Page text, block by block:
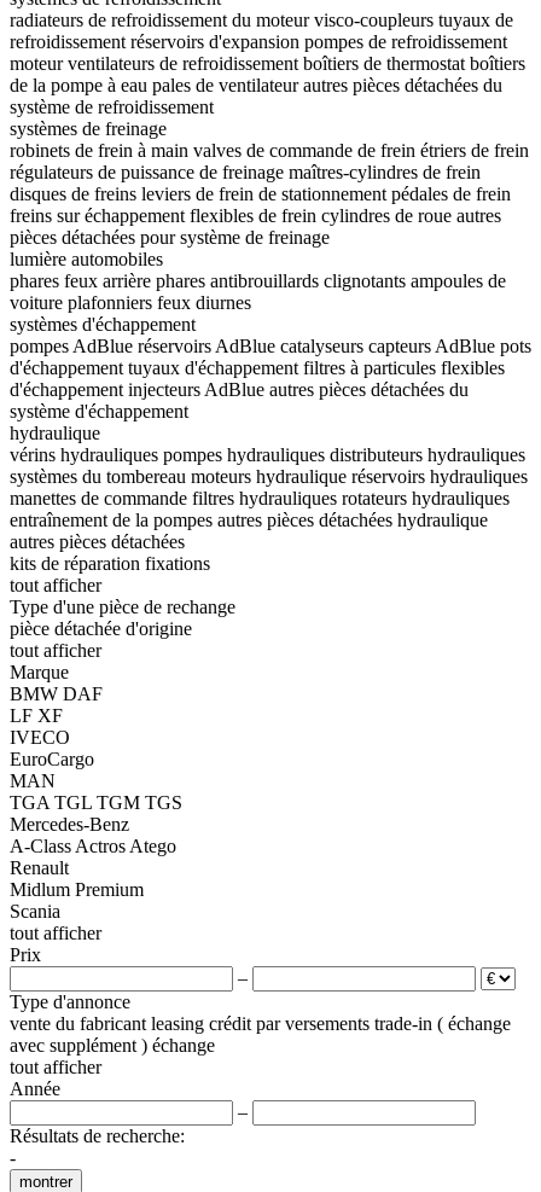
radiateurs de refroidissement du moteur visco-coupleurs tuyaux de
refroidissement réservoirs d'expansion pompes de refroidissement
moteur ventilateurs de refroidissement boîtiers de thermostat boîtiers
de la pompe à eau pales de ventilateur autres pièces détachées du
système de refroidissement
systèmes de freinage
robinets de frein à main valves de commande de frein étriers de frein
régulateurs de puissance de freinage maîtres-cylindres de frein
disques de freins leviers de frein de stationnement pédales de frein
freins sur échappement flexibles de frein cylindres de roue autres
pièces détachées pour système de freinage
lumière automobiles
phares feux arrière phares antibrouillards clignotants ampoules de
voiture plafonniers feux diurnes
systèmes d'échappement
pompes AdBlue réservoirs AdBlue catalyseurs capteurs AdBlue pots
d'échappement tuyaux d'échappement filtres à particules flexibles
d'échappement injecteurs AdBlue autres pièces détachées du
système d'échappement
hydraulique
vérins hydrauliques pompes hydrauliques distributeurs hydrauliques
systèmes du tombereau moteurs hydraulique réservoirs hydrauliques
manettes de commande filtres hydrauliques rotateurs hydrauliques
entraînement de la pompes autres pièces détachées hydraulique
autres pièces détachées
kits de réparation fixations
tout afficher
Type d'une pièce de rechange
pièce détachée d'origine
tout afficher
Marque
BMW DAF
LF XF
IVECO
EuroCargo
MAN
TGA TGL TGM TGS
Mercedes-Benz
A-Class Actros Atego
Renault
Midlum Premium
Scania
tout afficher
Prix
–
Type d'annonce
vente du fabricant leasing crédit par versements trade-in ( échange
avec supplément ) échange
tout afficher
Année
–
Résultats de recherche:
-
montrer